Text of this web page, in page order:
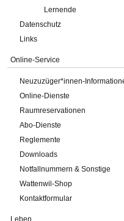
Lernende
Datenschutz
Links
Online-Service
Neuzuzüger*innen-
Online-Dienste
Raumreservationen
Abo-Dienste
Reglemente
Downloads
Notfallnummern & Sonstige
Wattenwil-Shop
Kontaktformular
Leben